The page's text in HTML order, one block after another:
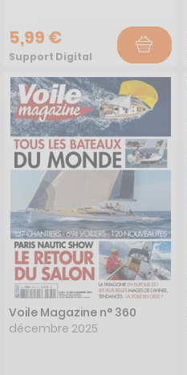
5,99 €
Support Digital
Voile Magazine n° 360
décembre 2025